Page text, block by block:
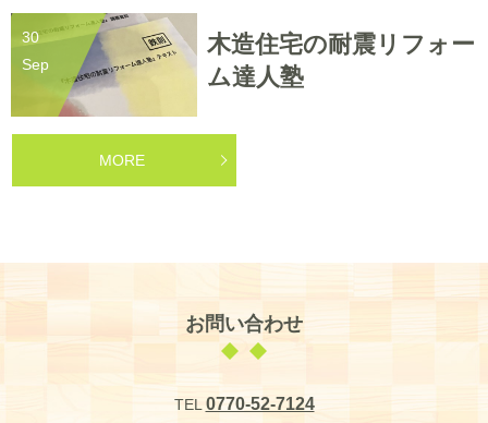
30
Sep
木造住宅の耐震リフォー
ム達人塾
MORE
お問い合わせ
TEL0770-52-7124